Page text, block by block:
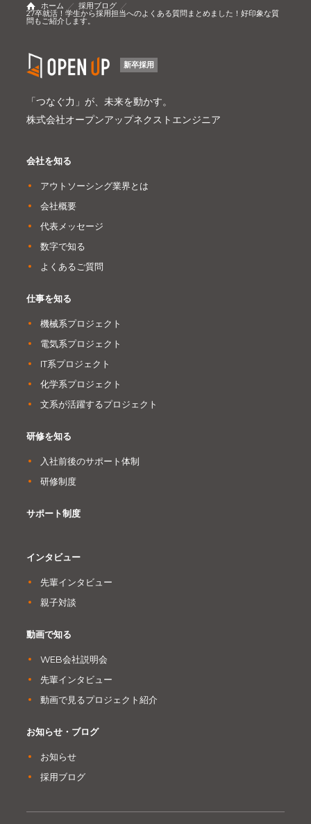
ホーム 採用ブログ
27卒就活！学生から採用担当へのよくある質問まとめました！好印象な質
問もご紹介します。
会社を知る
アウトソーシング業界とは
会社概要
代表メッセージ
数字で知る
よくあるご質問
仕事を知る
機械系プロジェクト
電気系プロジェクト
IT系プロジェクト
化学系プロジェクト
文系が活躍するプロジェクト
研修を知る
入社前後のサポート体制
研修制度
サポート制度
インタビュー
先輩インタビュー
親子対談
動画で知る
WEB会社説明会
先輩インタビュー
動画で見るプロジェクト紹介
お知らせ・ブログ
お知らせ
採用ブログ
新卒採用
「つなぐ力」が、未来を動かす。
株式会社オープンアップネクストエンジニア